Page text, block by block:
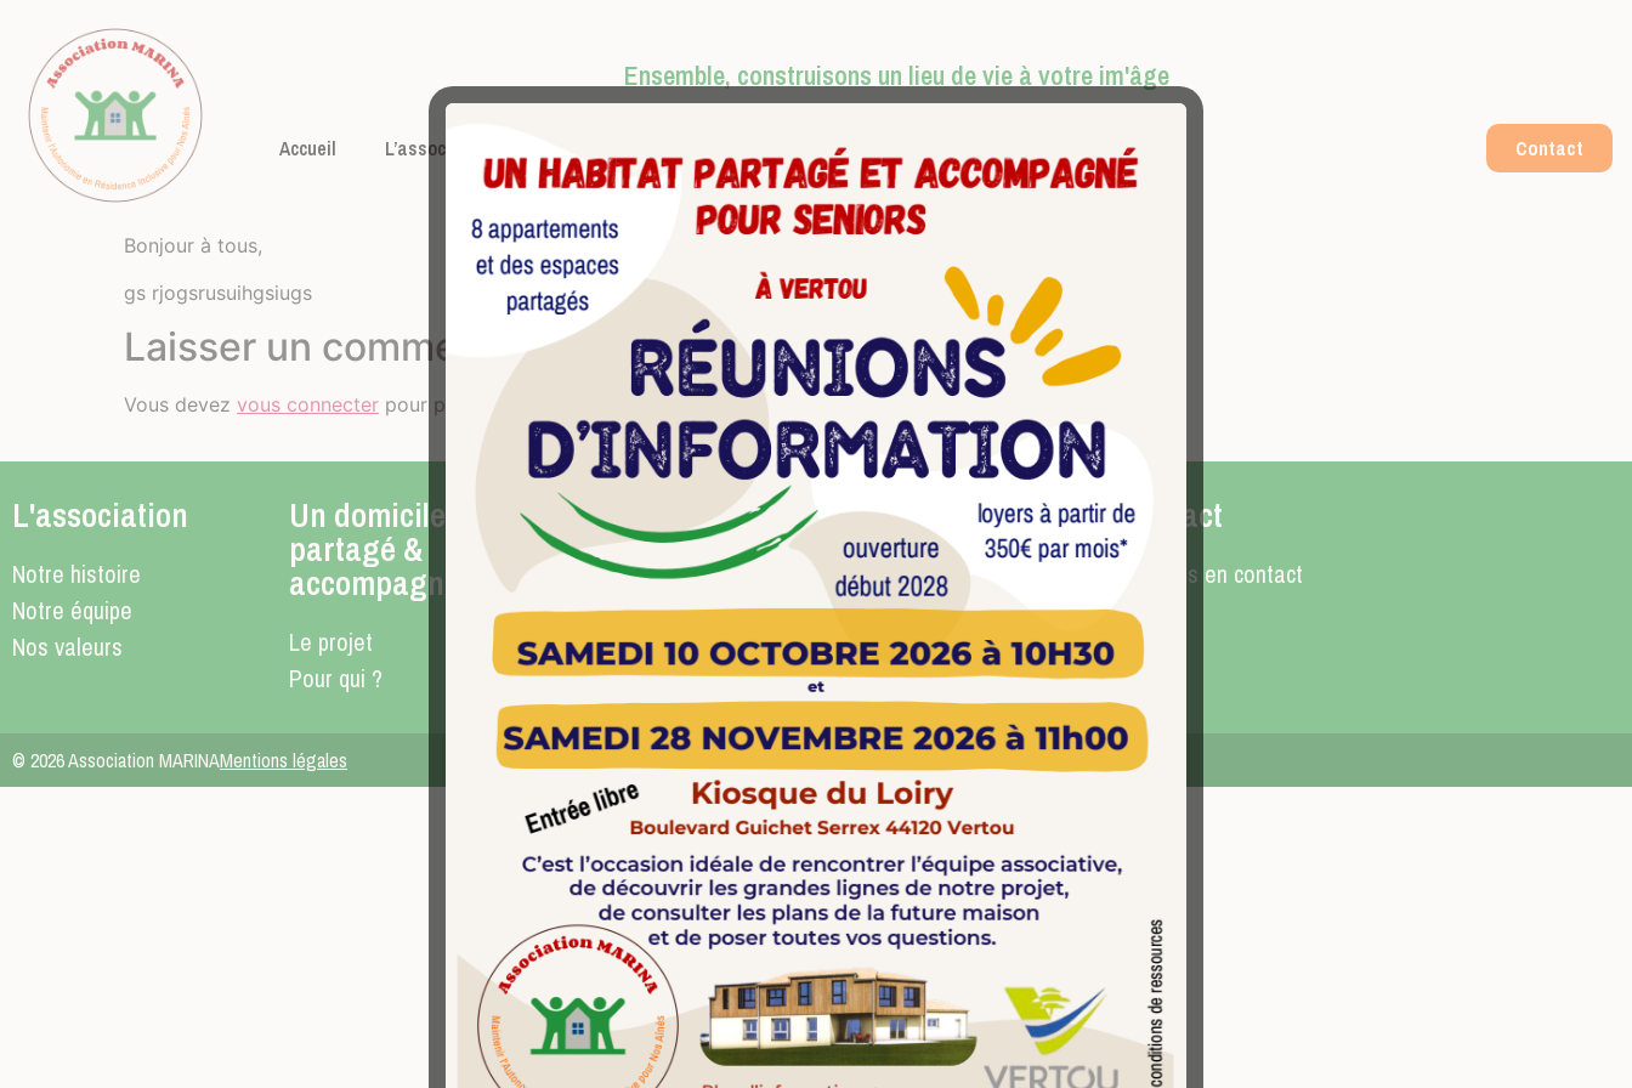
Ensemble, construisons un lieu de vie à votre im'âge
Accueil L’association En savoir plus Contact
Bonjour à tous,
gs rjogsrusuihgsiugs
Laisser un commentaire
Vous devez vous connecter pour publier un commentaire.
L'association
Notre histoire
Notre équipe
Nos valeurs
Un domicile
partagé &
accompagné
Le projet
Pour qui ?
Nos actions
Notre feuille de route
À venir
En savoir plus
La clé d'un chez soi
adapté
Réflexions
Contact
Restons en contact
© 2026 Association MARINAMentions légales Conception & réalisationBrocloud